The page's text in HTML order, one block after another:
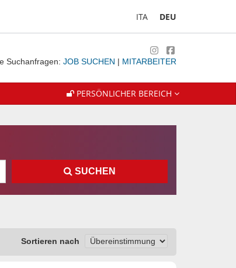
ITA DEU
Suchanfragen: JOB SUCHEN | MITARBEITER
PERSÖNLICHER BEREICH
SUCHEN
Sortieren nach